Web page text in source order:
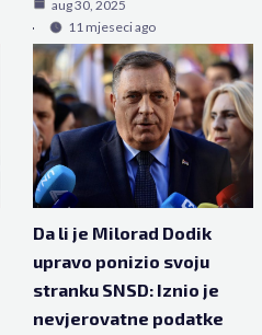
aug 30, 2025
11 mjeseci ago
Da li je Milorad Dodik
upravo ponizio svoju
stranku SNSD: Iznio je
nevjerovatne podatke